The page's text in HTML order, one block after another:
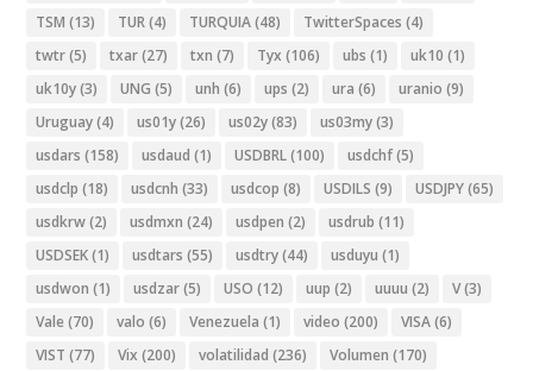
TSM (13) TUR(4) TURQUIA(48) TwitterSpaces (4)
twtr(5) txar(27) txn (7) Tyx (106) ubs (1) uk10 (1)
uk10y(3) UNG (5) unh (6) ups (2) ura (6) uranio (9)
Uruguay(4) us01y(26) us02y(83) us03my(3)
usdars (158) usdaud (1) USDBRL(100) usdchf(5)
usdclp (18) usdcnh (33) usdcop (8) USDILS (9) USDJPY(65)
usdkrw(2) usdmxn (24) usdpen (2) usdrub (11)
USDSEK(1) usdtars (55) usdtry(44) usduyu (1)
usdwon (1) usdzar(5) USO (12) uup (2) uuuu (2) V(3)
Vale (70) valo (6) Venezuela (1) video (200) VISA(6)
VIST (77) Vix (200) volatilidad (236) Volumen (170)